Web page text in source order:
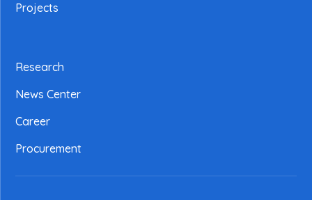
Projects
Research
News Center
Career
Procurement